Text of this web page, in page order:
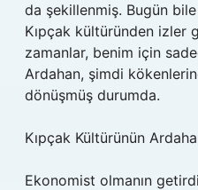
da şekillenmiş. Bugün bile
Kıpçak kültüründen izler
zamanlar, benim için
Ardahan, şimdi
dönüşmüş durumda.
Kıpçak Kültürünün
Ekonomist olmanın